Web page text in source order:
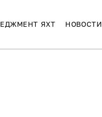
ЯХТ НОВОСТИ